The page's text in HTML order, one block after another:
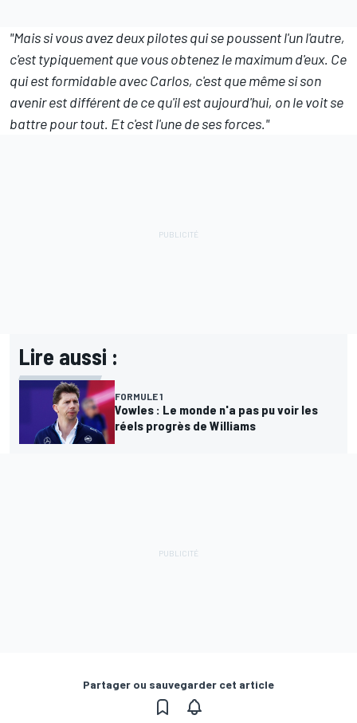
"Mais si vous avez deux pilotes qui se poussent l'un l'autre,
c'est typiquement que vous obtenez le maximum d'eux. Ce
qui est formidable avec Carlos, c'est que même si son
avenir est différent de ce qu'il est aujourd'hui, on le voit se
battre pour tout. Et c'est l'une de ses forces."
Lire aussi :
FORMULE 1
Vowles : Le monde n'a pas pu voir les
réels progrès de Williams
Partager ou sauvegarder cet article